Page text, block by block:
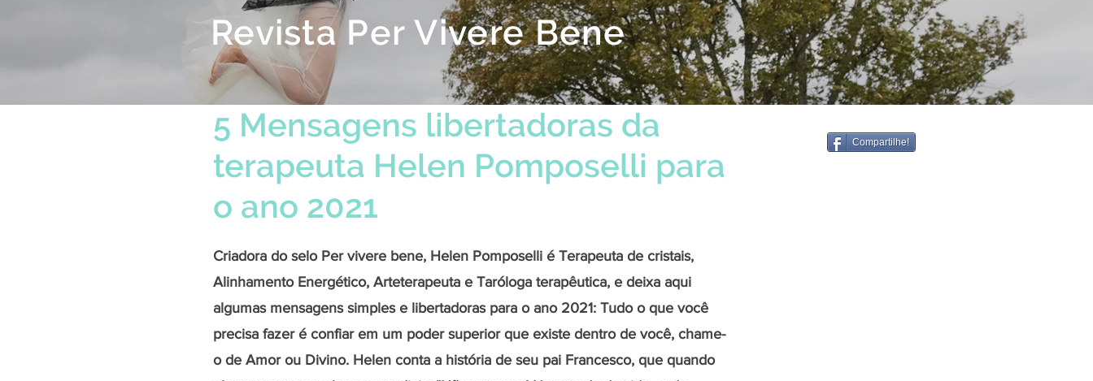
5 Mensagens libertadoras da
terapeuta Helen Pomposelli para
o ano 2021
Criadora do selo Per vivere bene, Helen Pomposelli é Terapeuta de cristais,
Alinhamento Energético, Arteterapeuta e Taróloga terapêutica, e deixa aqui
algumas mensagens simples e libertadoras para o ano 2021: Tudo o que você
precisa fazer é confiar em um poder superior que existe dentro de você, chame-
o de Amor ou Divino. Helen conta a história de seu pai Francesco, que quando
Revista Per Vivere Bene
Compartilhe!